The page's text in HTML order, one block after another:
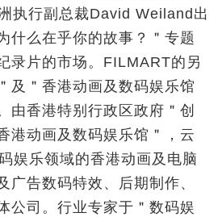
执行副总裁David Weiland出
什么在乎你的故事？＂专题
录片的市场。FILMART的另
及＂香港动画及数码娱乐馆
由香港特别行政区政府＂创
港动画及数码娱乐馆＂，云
娱乐领域的香港动画及电脑
广告数码特效、后期制作、
公司。行业专家于＂数码娱